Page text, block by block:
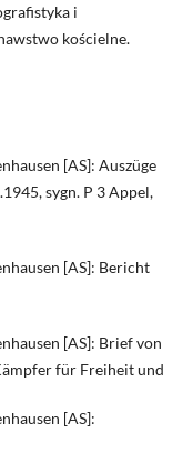
i
kościelne.
[AS]: Auszüge
sygn. P 3 Appel,
[AS]: Bericht
[AS]: Brief von
für Freiheit und
[AS]: